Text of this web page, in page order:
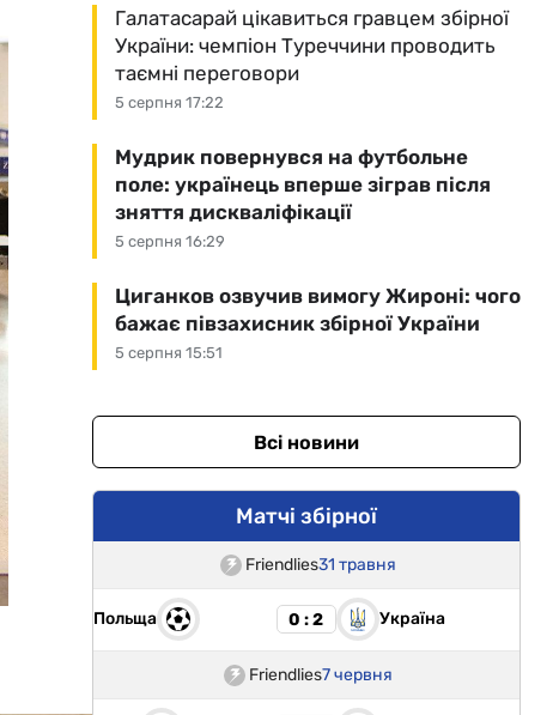
5 серпня 17:22
Галатасарай цікавиться гравцем збірної
України: чемпіон Туреччини проводить
таємні переговори
5 серпня 16:29
Мудрик повернувся на футбольне
поле: українець вперше зіграв після
зняття дискваліфікації
5 серпня 15:51
Циганков озвучив вимогу Жироні: чого
бажає півзахисник збірної України
Всі новини
Матчі збірної
Friendlies31 травня
Польща 0 : 2 Україна
Friendlies7 червня